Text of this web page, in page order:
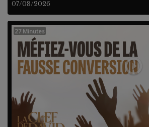
07/08/2026
27 Minutes